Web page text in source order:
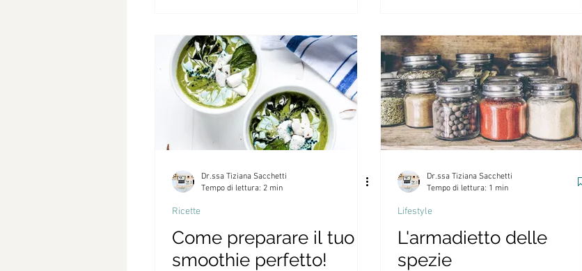
Dr.ssa Tiziana Sacchetti
Tempo di lettura: 2 min
Ricette
Come preparare il tuo
smoothie perfetto!
Dr.ssa Tiziana Sacchetti
Tempo di lettura: 1 min
Lifestyle
L'armadietto delle
spezie